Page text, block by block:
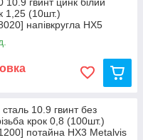
1,25 (10шт.)
напівкругла HX5
10.9 гвинт без
крок 0,8 (100шт.)
потайна HX3 Metalvis